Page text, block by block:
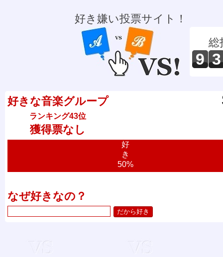
好き嫌い投票サイト！
総
9 3
好きな音楽グループ
ランキング43位
獲得票なし
好
き
50%
なぜ好きなの？